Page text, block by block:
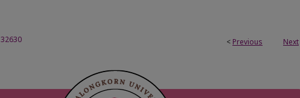
< Previous Next
32630